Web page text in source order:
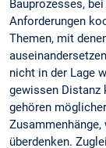
Bauprozesses,
Anforderungen
Themen, mit
nicht in der Lage
gewissen Distanz
gehören
überdenken.